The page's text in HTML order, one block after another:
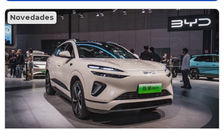
Novedades